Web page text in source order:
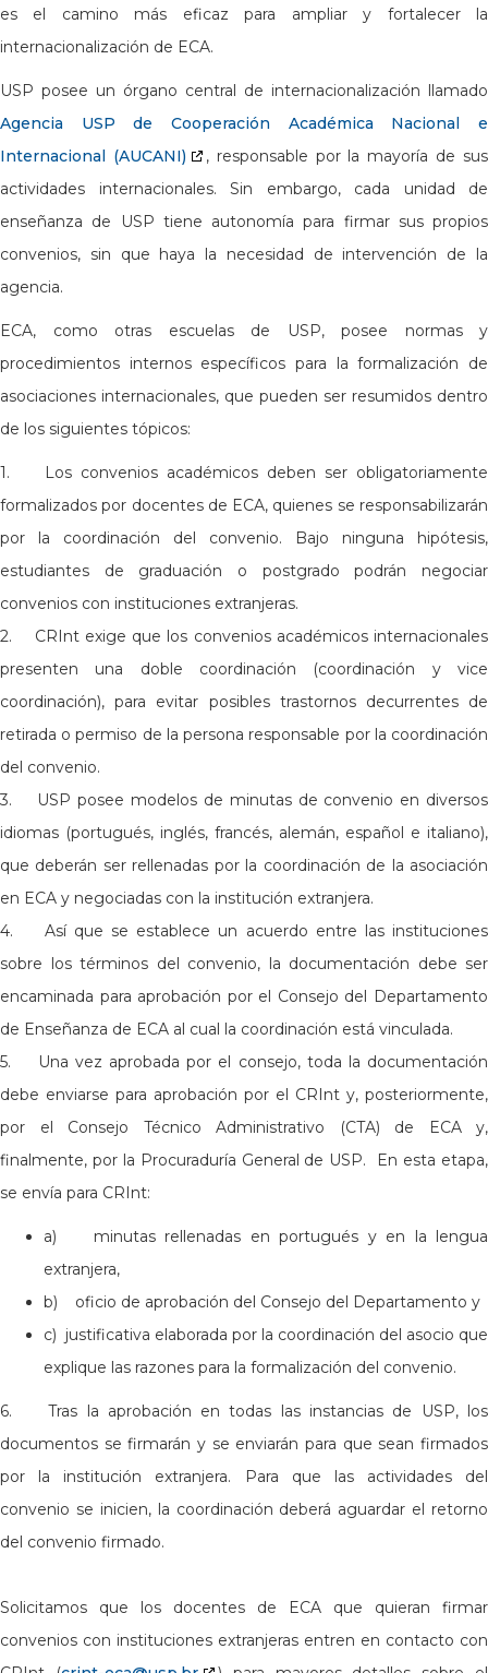
es el camino más eficaz para ampliar y fortalecer la
internacionalización de ECA.
USP posee un órgano central de internacionalización llamado
Agencia USP de Cooperación Académica Nacional e
Internacional (AUCANI)
, responsable por la mayoría de sus
actividades internacionales. Sin embargo, cada unidad de
enseñanza de USP tiene autonomía para firmar sus propios
convenios, sin que haya la necesidad de intervención de la
agencia.
ECA, como otras escuelas de USP, posee normas y
procedimientos internos específicos para la formalización de
asociaciones internacionales, que pueden ser resumidos dentro
de los siguientes tópicos:
1. Los convenios académicos deben ser obligatoriamente
formalizados por docentes de ECA, quienes se responsabilizarán
por la coordinación del convenio. Bajo ninguna hipótesis,
estudiantes de graduación o postgrado podrán negociar
convenios con instituciones extranjeras.
2. CRInt exige que los convenios académicos internacionales
presenten una doble coordinación (coordinación y vice
coordinación), para evitar posibles trastornos decurrentes de
retirada o permiso de la persona responsable por la coordinación
del convenio.
3. USP posee modelos de minutas de convenio en diversos
idiomas (portugués, inglés, francés, alemán, español e italiano),
que deberán ser rellenadas por la coordinación de la asociación
en ECA y negociadas con la institución extranjera.
4. Así que se establece un acuerdo entre las instituciones
sobre los términos del convenio, la documentación debe ser
encaminada para aprobación por el Consejo del Departamento
de Enseñanza de ECA al cual la coordinación está vinculada.
5. Una vez aprobada por el consejo, toda la documentación
debe enviarse para aprobación por el CRInt y, posteriormente,
por el Consejo Técnico Administrativo (CTA) de ECA y,
finalmente, por la Procuraduría General de USP. En esta etapa,
se envía para CRInt:
a) minutas rellenadas en portugués y en la lengua
extranjera,
b) oficio de aprobación del Consejo del Departamento y
c) justificativa elaborada por la coordinación del asocio que
explique las razones para la formalización del convenio.
6. Tras la aprobación en todas las instancias de USP, los
documentos se firmarán y se enviarán para que sean firmados
por la institución extranjera. Para que las actividades del
convenio se inicien, la coordinación deberá aguardar el retorno
del convenio firmado.
Solicitamos que los docentes de ECA que quieran firmar
convenios con instituciones extranjeras entren en contacto con